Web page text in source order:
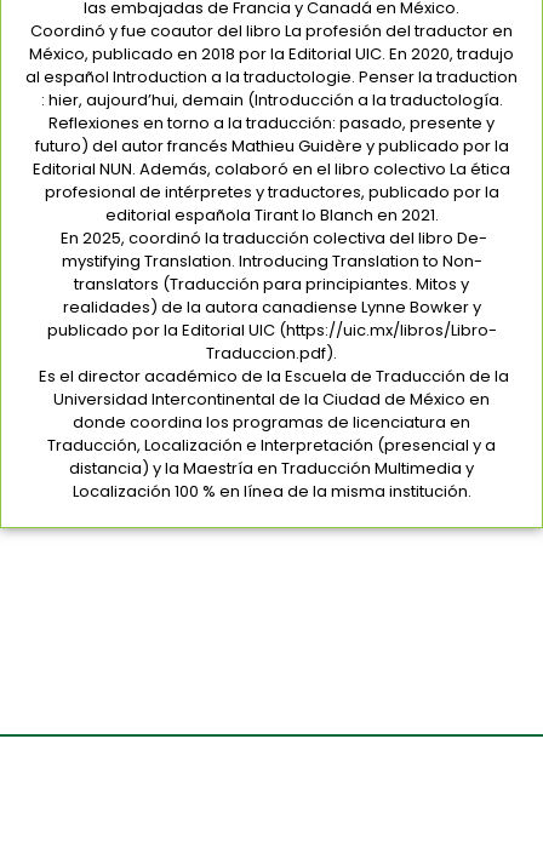
las embajadas de Francia y Canadá en México.
Coordinó y fue coautor del libro La profesión del traductor en
México, publicado en 2018 por la Editorial UIC. En 2020, tradujo
al español Introduction a la traductologie. Penser la traduction
: hier, aujourd’hui, demain (Introducción a la traductología.
Reflexiones en torno a la traducción: pasado, presente y
futuro) del autor francés Mathieu Guidère y publicado por la
Editorial NUN. Además, colaboró en el libro colectivo La ética
profesional de intérpretes y traductores, publicado por la
editorial española Tirant lo Blanch en 2021.
En 2025, coordinó la traducción colectiva del libro De-
mystifying Translation. Introducing Translation to Non-
translators (Traducción para principiantes. Mitos y
realidades) de la autora canadiense Lynne Bowker y
publicado por la Editorial UIC (https://uic.mx/libros/Libro-
Traduccion.pdf).
Es el director académico de la Escuela de Traducción de la
Universidad Intercontinental de la Ciudad de México en
donde coordina los programas de licenciatura en
Traducción, Localización e Interpretación (presencial y a
distancia) y la Maestría en Traducción Multimedia y
Localización 100 % en línea de la misma institución.